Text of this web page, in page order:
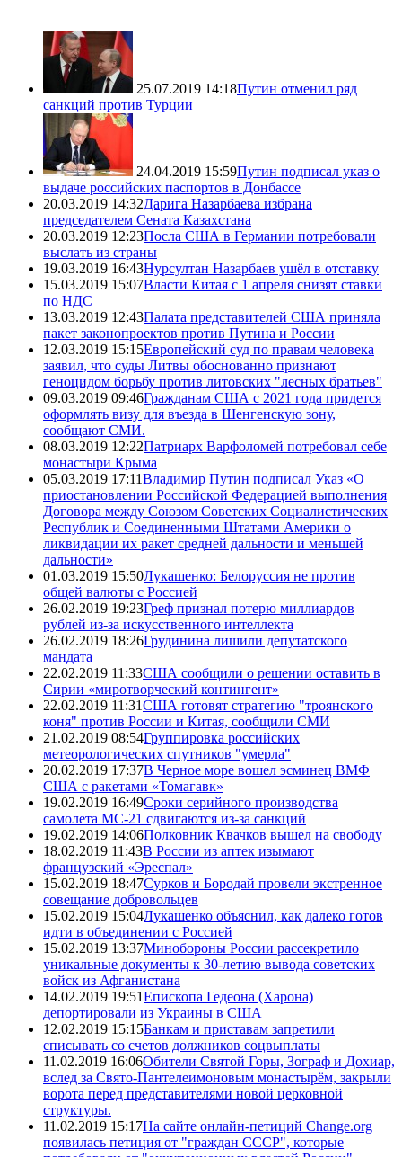
25.07.2019 14:18Путин отменил ряд
санкций против Турции
24.04.2019 15:59Путин подписал указ о
выдаче российских паспортов в Донбассе
20.03.2019 14:32Дарига Назарбаева избрана
председателем Сената Казахстана
20.03.2019 12:23Посла США в Германии потребовали
выслать из страны
19.03.2019 16:43Нурсултан Назарбаев ушёл в отставку
15.03.2019 15:07Власти Китая с 1 апреля снизят ставки
по НДС
13.03.2019 12:43Палата представителей США приняла
пакет законопроектов против Путина и России
12.03.2019 15:15Европейский суд по правам человека
заявил, что суды Литвы обоснованно признают
геноцидом борьбу против литовских "лесных братьев"
09.03.2019 09:46Гражданам США с 2021 года придется
оформлять визу для въезда в Шенгенскую зону,
сообщают СМИ.
08.03.2019 12:22Патриарх Варфоломей потребовал себе
монастыри Крыма
05.03.2019 17:11Владимир Путин подписал Указ «О
приостановлении Российской Федерацией выполнения
Договора между Союзом Советских Социалистических
Республик и Соединенными Штатами Америки о
ликвидации их ракет средней дальности и меньшей
дальности»
01.03.2019 15:50Лукашенко: Белоруссия не против
общей валюты с Россией
26.02.2019 19:23Греф признал потерю миллиардов
рублей из-за искусственного интеллекта
26.02.2019 18:26Грудинина лишили депутатского
мандата
22.02.2019 11:33США сообщили о решении оставить в
Сирии «миротворческий контингент»
22.02.2019 11:31США готовят стратегию "троянского
коня" против России и Китая, сообщили СМИ
21.02.2019 08:54Группировка российских
метеорологических спутников "умерла"
20.02.2019 17:37В Черное море вошел эсминец ВМФ
США с ракетами «Томагавк»
19.02.2019 16:49Сроки серийного производства
самолета МС-21 сдвигаются из-за санкций
19.02.2019 14:06Полковник Квачков вышел на свободу
18.02.2019 11:43В России из аптек изымают
французский «Эреспал»
15.02.2019 18:47Сурков и Бородай провели экстренное
совещание добровольцев
15.02.2019 15:04Лукашенко объяснил, как далеко готов
идти в объединении с Россией
15.02.2019 13:37Минобороны России рассекретило
уникальные документы к 30-летию вывода советских
войск из Афганистана
14.02.2019 19:51Епископа Гедеона (Харона)
депортировали из Украины в США
12.02.2019 15:15Банкам и приставам запретили
списывать со счетов должников соцвыплаты
11.02.2019 16:06Обители Святой Горы, Зограф и Дохиар,
вслед за Свято-Пантелеимоновым монастырём, закрыли
ворота перед представителями новой церковной
структуры.
11.02.2019 15:17На сайте онлайн-петиций Change.org
появилась петиция от "граждан СССР", которые